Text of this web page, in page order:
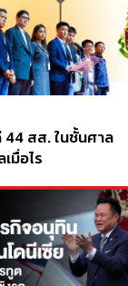
44 สส. ในชั้นศาล
มื่อไร